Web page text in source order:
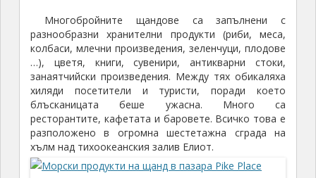
Многобройните щандове са запълнени с
разнообразни хранителни продукти (риби, меса,
колбаси, млечни произведения, зеленчуци, плодове
…), цветя, книги, сувенири, антикварни стоки,
занаятчийски произведения. Между тях обикаляха
хиляди посетители и туристи, поради което
блъсканицата беше ужасна. Много са
ресторантите, кафетата и баровете. Всичко това е
разположено в огромна шестетажна сграда на
хълм над тихоокеанския залив Елиот.